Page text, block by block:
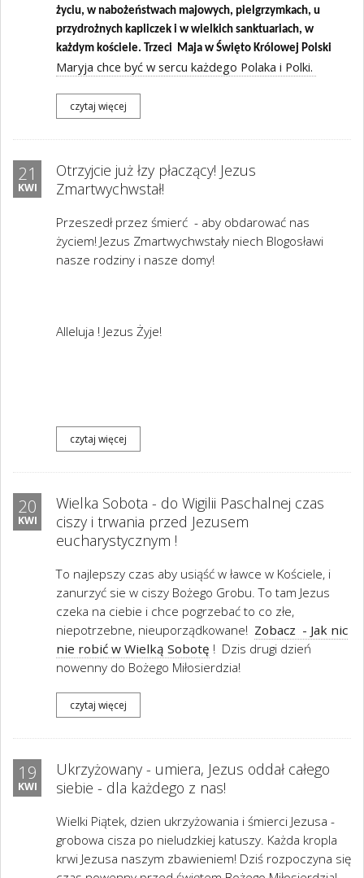
życiu, w nabożeństwach majowych, pielgrzymkach, u
przydrożnych kapliczek i w wielkich sanktuariach, w
każdym kościele. Trzeci Maja w Święto Królowej Polski
Maryja chce być w sercu każdego Polaka i Polki.
czytaj więcej
21
KWI
Otrzyjcie już łzy płaczący! Jezus
Zmartwychwstał!
Przeszedł przez śmierć - aby obdarować nas
życiem! Jezus Zmartwychwstały niech Blogosławi
nasze rodziny i nasze domy!
Alleluja ! Jezus Żyje!
czytaj więcej
20
KWI
Wielka Sobota - do Wigilii Paschalnej czas
ciszy i trwania przed Jezusem
eucharystycznym !
To najlepszy czas aby usiąść w ławce w Kościele, i
zanurzyć sie w ciszy Bożego Grobu. To tam Jezus
czeka na ciebie i chce pogrzebać to co złe,
niepotrzebne, nieuporządkowane! Zobacz - Jak nic
nie robić w Wielką Sobotę ! Dzis drugi dzień
nowenny do Bożego Miłosierdzia!
czytaj więcej
19
KWI
Ukrzyżowany - umiera, Jezus oddał całego
siebie - dla każdego z nas!
Wielki Piątek, dzien ukrzyżowania i śmierci Jezusa -
grobowa cisza po nieludzkiej katuszy. Każda kropla
krwi Jezusa naszym zbawieniem! Dziś rozpoczyna się